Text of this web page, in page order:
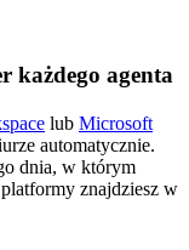
każdego agenta
lub Microsoft
automatycznie.
dnia, w którym
znajdziesz w